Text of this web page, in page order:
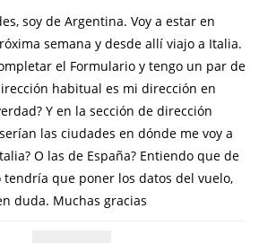
soy de Argentina. Voy a estar en
semana y desde allí viajo a Italia.
el Formulario y tengo un par de
habitual es mi dirección en
Y en la sección de dirección
las ciudades en dónde me voy a
O las de España? Entiendo que de
tendría que poner los datos del vuelo,
duda. Muchas gracias